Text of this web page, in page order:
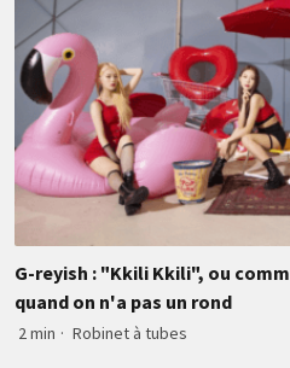
G-reyish : "Kkili Kkili", ou
quand on n'a pas un rond
2 min · Robinet à tubes